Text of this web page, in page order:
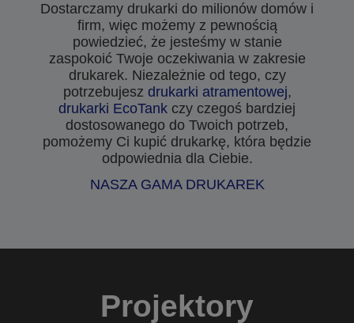
Dostarczamy drukarki do milionów domów i
firm, więc możemy z pewnością
powiedzieć, że jesteśmy w stanie
zaspokoić Twoje oczekiwania w zakresie
drukarek. Niezależnie od tego, czy
potrzebujesz drukarki atramentowej,
drukarki EcoTank czy czegoś bardziej
dostosowanego do Twoich potrzeb,
pomożemy Ci kupić drukarkę, która będzie
odpowiednia dla Ciebie.
NASZA GAMA DRUKAREK
Projektory